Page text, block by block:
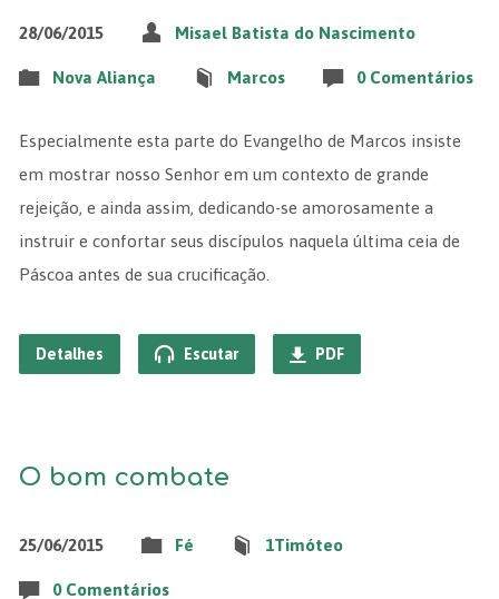
28/06/2015 Misael Batista do Nascimento
Nova Aliança Marcos 0 Comentários
Especialmente esta parte do Evangelho de Marcos insiste
em mostrar nosso Senhor em um contexto de grande
rejeição, e ainda assim, dedicando-se amorosamente a
instruir e confortar seus discípulos naquela última ceia de
Páscoa antes de sua crucificação.
Detalhes Escutar PDF
O bom combate
25/06/2015 Fé 1Timóteo
0 Comentários